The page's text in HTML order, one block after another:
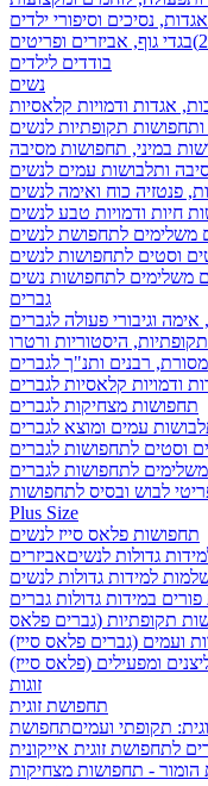
נסיכים וסיפורי ילדים
בגדי גוף, אביזרים ופריטים
בודדים לילדים
נשים
אגדות ודמויות קלאסיות
תקופתיות לנשים
במיני, תחפושות מסיבה
ותלבושות עמים לנשים
פנטזיה כוח ואימה לנשים
חיות ודמויות טבע לנשים
משלימים לתחפושת לנשים
וסטים לתחפושות לנשים
משלימים לתחפושות נשים
גברים
אימה וגיבורי פעולה לגברים
תקופתיות, היסטוריות ורטרו
מסורת, רבנים ותנ"ך לגברים
ודמויות קלאסיות לגברים
תחפושות מצחיקות לגברים
עמים ומוצא לגברים
וסטים לתחפושות לגברים
משלימים לתחפושות לגברים
Plus Size
תחפושות פלאס סייז לנשים
גדולות לנשיםאביזרים
למידות גדולות לנשים
במידות גדולות גברים
תקופתיות (גברים פלאס
ועמים (גברים פלאס סייז)
ומפעילים (פלאס סייז)
זוגות
תחפושת זוגית
תקופתי ועמיםתחפושת
לתחפושת זוגית אייקונית
הומור - תחפושות מצחיקות